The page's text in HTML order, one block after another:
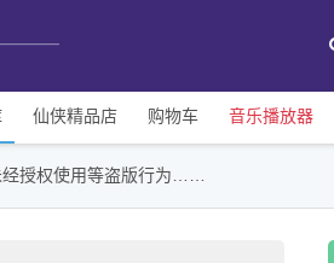
仙侠精品店 购物车 音乐播放器
经授权使用等盗版行为……